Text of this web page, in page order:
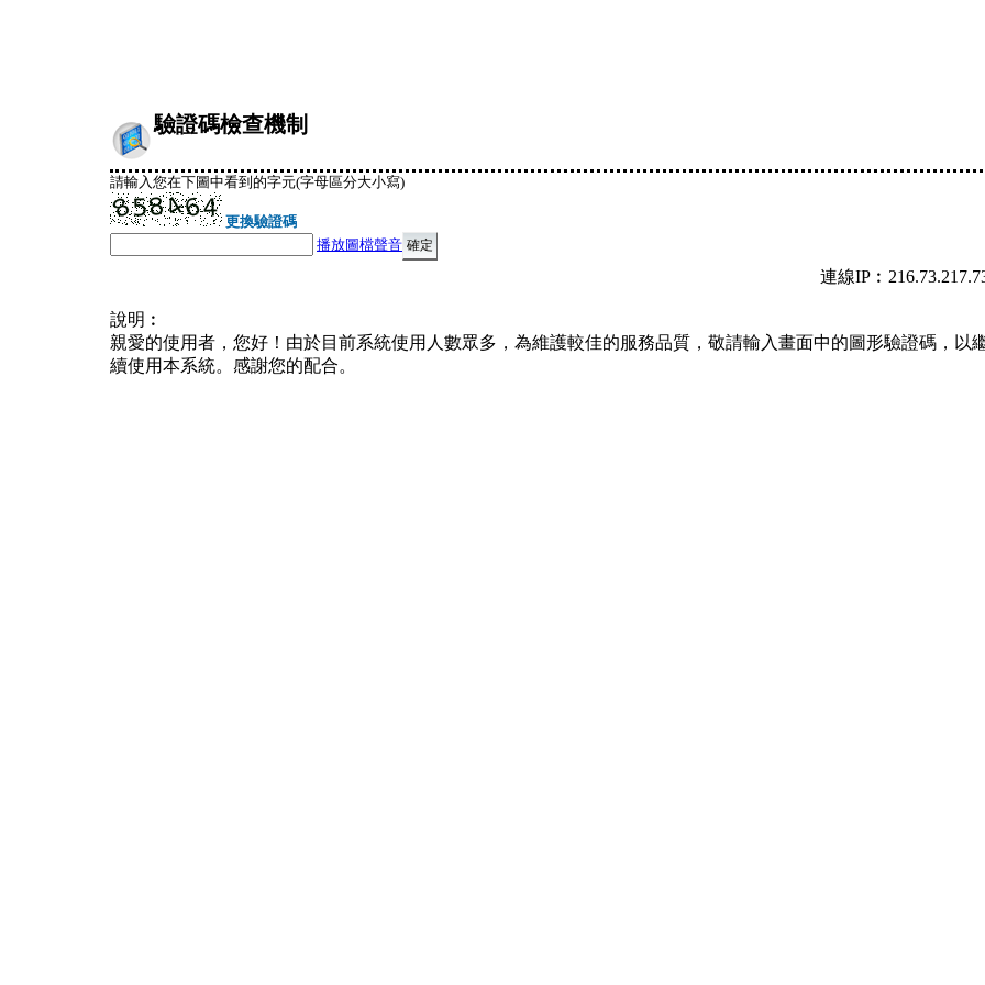
驗證碼檢查機制
請輸入您在下圖中看到的字元(字母區分大小寫)
更換驗證碼
播放圖檔聲音
連線
說明︰
親愛的使用者，您好！由於目前系統使用人數眾多，為維護較佳的服務品質，敬請輸入畫面中的圖形驗證碼，以
續使用本系統。感謝您的配合。